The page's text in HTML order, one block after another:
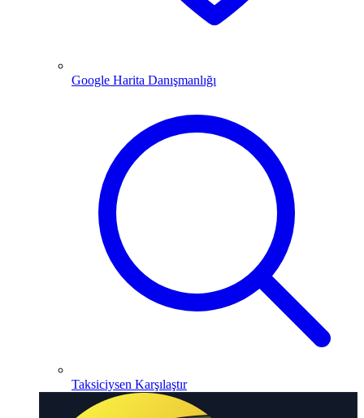
Google Harita Danışmanlığı
Taksiciysen Karşılaştır